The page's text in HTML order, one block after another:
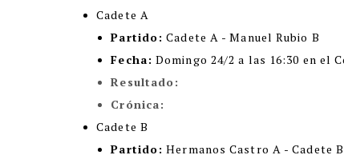
Cadete A
Partido: Cadete A - Manuel Rubio B
Fecha: Domingo 24/2 a las 16:30 en el
Resultado:
Crónica:
Cadete B
Partido: Hermanos Castro A - Cadete B